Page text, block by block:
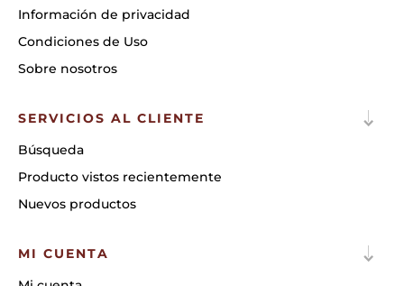
Información de privacidad
Condiciones de Uso
Sobre nosotros
SERVICIOS AL CLIENTE
Búsqueda
Producto vistos recientemente
Nuevos productos
MI CUENTA